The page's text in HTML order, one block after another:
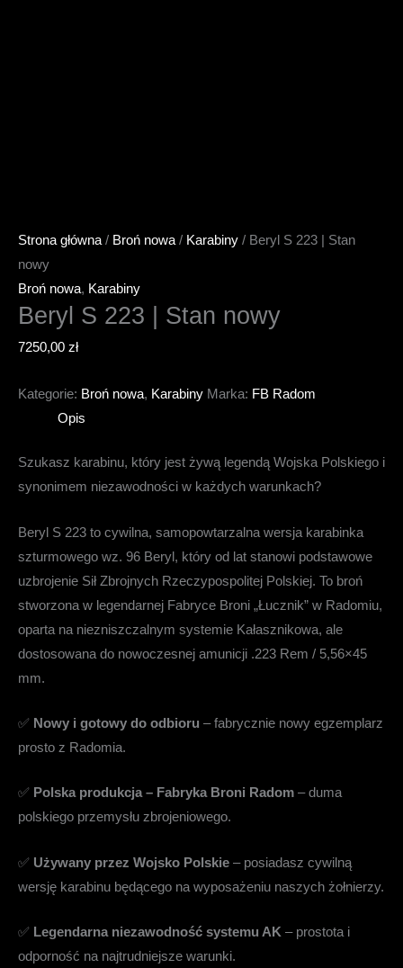
Strona główna/ Broń nowa/ Karabiny / Beryl S 223 | Stan
nowy
Broń nowa, Karabiny
Beryl S 223 | Stan nowy
7250,00 zł
Kategorie: Broń nowa, Karabiny Marka: FB Radom
Opis
Szukasz karabinu, który jest żywą legendą Wojska Polskiego i
synonimem niezawodności w każdych warunkach?
Beryl S 223 to cywilna, samopowtarzalna wersja karabinka
szturmowego wz. 96 Beryl, który od lat stanowi podstawowe
uzbrojenie Sił Zbrojnych Rzeczypospolitej Polskiej. To broń
stworzona w legendarnej Fabryce Broni „Łucznik” w Radomiu,
oparta na niezniszczalnym systemie Kałasznikowa, ale
dostosowana do nowoczesnej amunicji .223 Rem / 5,56×45
mm.
✅ Nowy i gotowy do odbioru – fabrycznie nowy egzemplarz
prosto z Radomia.
✅ Polska produkcja – Fabryka Broni Radom – duma
polskiego przemysłu zbrojeniowego.
✅ Używany przez Wojsko Polskie – posiadasz cywilną
wersję karabinu będącego na wyposażeniu naszych żołnierzy.
✅ Legendarna niezawodność systemu AK – prostota i
odporność na najtrudniejsze warunki.